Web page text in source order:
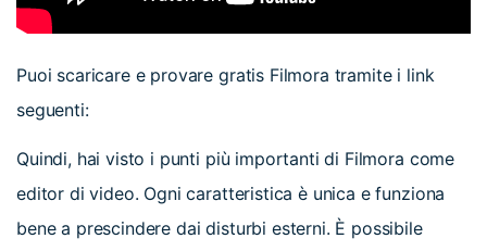
Puoi scaricare e provare gratis Filmora tramite i link
seguenti:
Quindi, hai visto i punti più importanti di Filmora come
editor di video. Ogni caratteristica è unica e funziona
bene a prescindere dai disturbi esterni. È possibile